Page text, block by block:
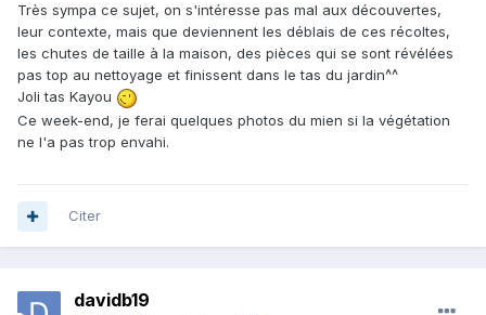
Très sympa ce sujet, on s'intéresse pas mal aux découvertes,
leur contexte, mais que deviennent les déblais de ces récoltes,
les chutes de taille à la maison, des pièces qui se sont révélées
pas top au nettoyage et finissent dans le tas du jardin^^
Joli tas Kayou
Ce week-end, je ferai quelques photos du mien si la végétation
ne l'a pas trop envahi.
Citer
davidb19